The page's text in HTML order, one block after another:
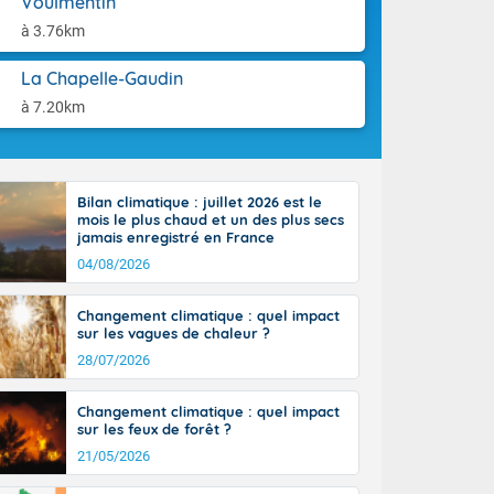
à 3.76km
La Chapelle-Gaudin
à 7.20km
moins
25 à 30
35 degrés
jusque
la Corse.
Pyrénées,
marge de
de la
En soirée,
sur
22 à 24,
sur le
hors côtes
38 ou 39
Bilan climatique : juillet 2026 est le
mois le plus chaud et un des plus secs
jamais enregistré en France
04/08/2026
Changement climatique : quel impact
sur les vagues de chaleur ?
28/07/2026
Changement climatique : quel impact
sur les feux de forêt ?
21/05/2026